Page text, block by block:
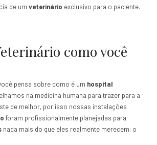
de um veterinário exclusivo para o paciente.
como você
pensa sobre como é um hospital
na medicina humana para trazer para a
de melhor, por isso nossas instalações
foram profissionalmente planejadas para
nada mais do que eles realmente merecem: o